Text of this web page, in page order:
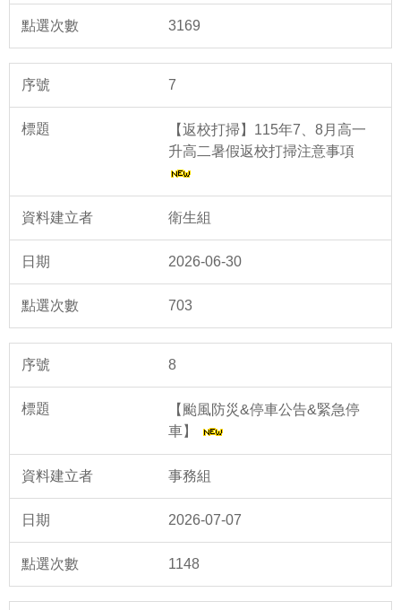
3169
7
【返校打掃】115年7、8月高一
升高二暑假返校打掃注意事項
衛生組
2026-06-30
703
8
【颱風防災&停車公告&緊急停
車】
事務組
2026-07-07
1148